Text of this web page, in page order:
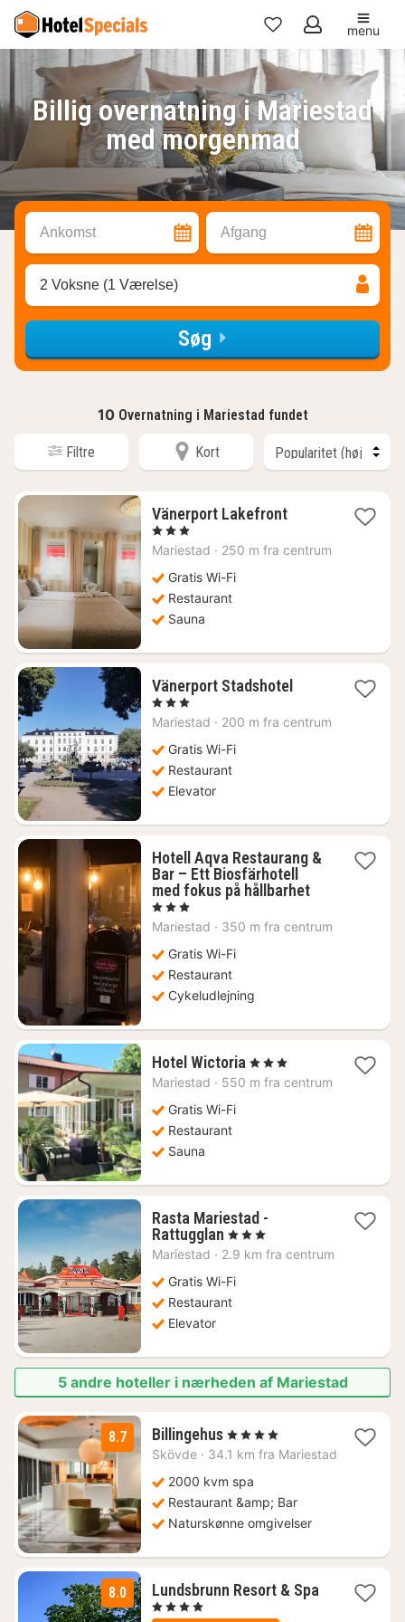
Mine
favoritter
menu
Billig overnatning i Mariestad
med morgenmad
Ankomst Afgang
2 Voksne (1 Værelse)
Søg
10 Overnatning i Mariestad fundet
Filtre Kort
Vänerport Lakefront1
fra
, 3 Stjerner
Mariestad · 250 m fra centrum
Gratis Wi-Fi
Restaurant
Sauna
Vänerport Stadshotel1
fra
, 3 Stjerner
Mariestad · 200 m fra centrum
Gratis Wi-Fi
Restaurant
Elevator
Hotell Aqva Restaurang &
Bar – Ett Biosfärhotell
med fokus på hållbarhet1
fra
, 3 Stjerner
Mariestad · 350 m fra centrum
Gratis Wi-Fi
Restaurant
Cykeludlejning
Hotel Wictoria 1
nat
, 3 Stjerner
Mariestad · 550 m fra centrum
Gratis Wi-Fi
Restaurant
Sauna
Rasta Mariestad -
Rattugglan 1
nat
664
kr.
, 3 Stjerner
Mariestad · 2.9 km fra centrum
Gratis Wi-Fi
Restaurant
Elevator
5 andre hoteller i nærheden af Mariestad
8.7 Billingehus1
nat
1103
kr.
, 4 Stjerner
Skövde · 34.1 km fra Mariestad
2000 kvm spa
Restaurant &amp; Bar
Naturskønne omgivelser
8.0
Lundsbrunn Resort & Spa
1
, 4 Stjerner